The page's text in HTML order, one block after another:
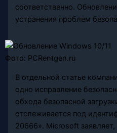
соответственно.
устранения проблем
Фото: PCRentgen.ru
В отдельной статье
одно исправление
обхода безопасной
отслеживается под
20666». Microsoft заявляет,